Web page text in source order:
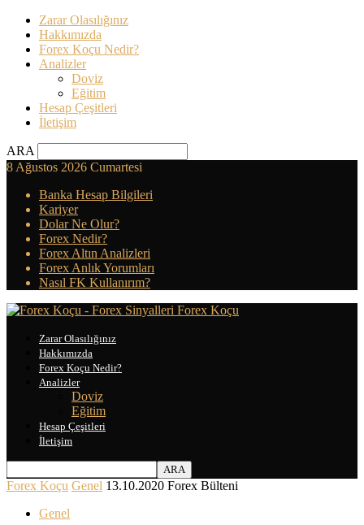
Zarar Olasılığınız
Hakkımızda
Forex Koçu Nedir?
Analizler
Doviz
Eğitim
Hesap Çeşitleri
İletişim
ARA
8 Ağustos 2026 Cumartesi
Banka Hesap Bilgileri
Kariyer
Dolar Ne Olur?
Forex Nedir?
Forex Altın Analizleri
Forex Anlık Yorumları
Nasıl FK Kullanırım?
Forex Koçu
Zarar Olasılığınız
Hakkımızda
Forex Koçu Nedir?
Analizler
Doviz
Eğitim
Hesap Çeşitleri
İletişim
Forex Koçu Genel 13.10.2020 Forex Bülteni
Genel